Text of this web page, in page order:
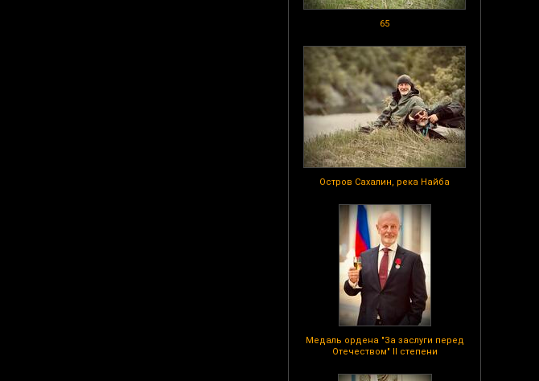
65
Остров Сахалин, река Найба
Медаль ордена "За заслуги перед
Отечеством" II степени